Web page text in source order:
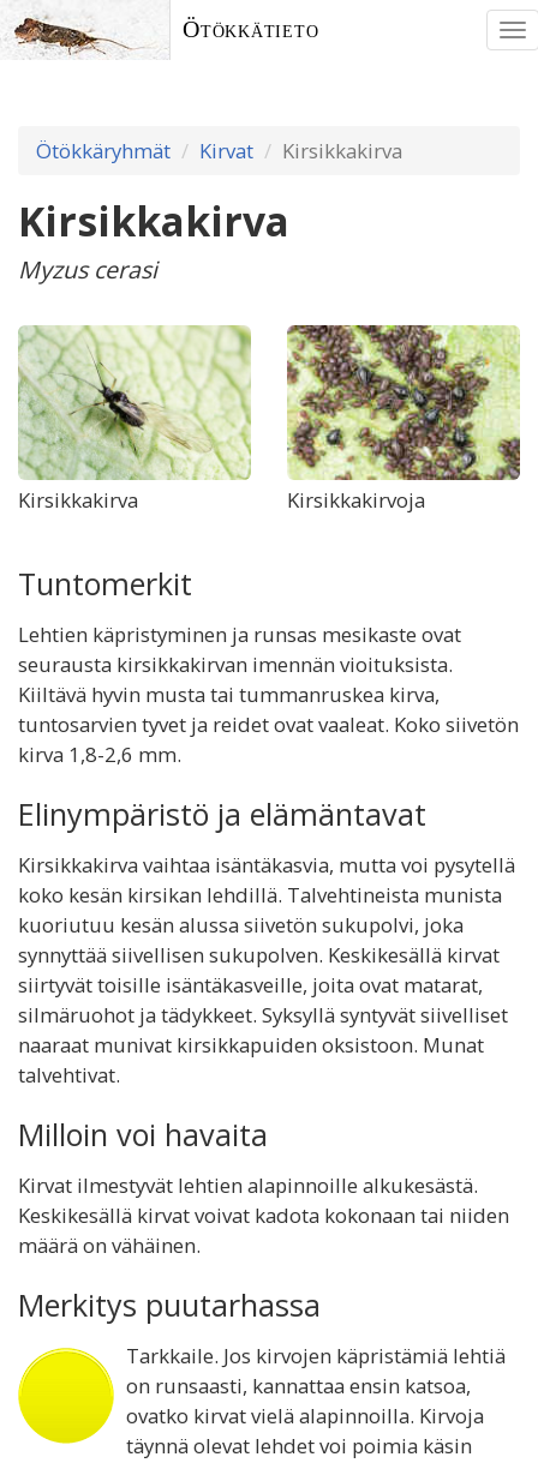
Ötökkätieto
Ötökkäryhmät Kirvat Kirsikkakirva
Kirsikkakirva
Myzus cerasi
Kirsikkakirva Kirsikkakirvoja
Tuntomerkit
Lehtien käpristyminen ja runsas mesikaste ovat
seurausta kirsikkakirvan imennän vioituksista.
Kiiltävä hyvin musta tai tummanruskea kirva,
tuntosarvien tyvet ja reidet ovat vaaleat. Koko siivetön
kirva 1,8-2,6 mm.
Elinympäristö ja elämäntavat
Kirsikkakirva vaihtaa isäntäkasvia, mutta voi pysytellä
koko kesän kirsikan lehdillä. Talvehtineista munista
kuoriutuu kesän alussa siivetön sukupolvi, joka
synnyttää siivellisen sukupolven. Keskikesällä kirvat
siirtyvät toisille isäntäkasveille, joita ovat matarat,
silmäruohot ja tädykkeet. Syksyllä syntyvät siivelliset
naaraat munivat kirsikkapuiden oksistoon. Munat
talvehtivat.
Milloin voi havaita
Kirvat ilmestyvät lehtien alapinnoille alkukesästä.
Keskikesällä kirvat voivat kadota kokonaan tai niiden
määrä on vähäinen.
Merkitys puutarhassa
Tarkkaile. Jos kirvojen käpristämiä lehtiä
on runsaasti, kannattaa ensin katsoa,
ovatko kirvat vielä alapinnoilla. Kirvoja
täynnä olevat lehdet voi poimia käsin